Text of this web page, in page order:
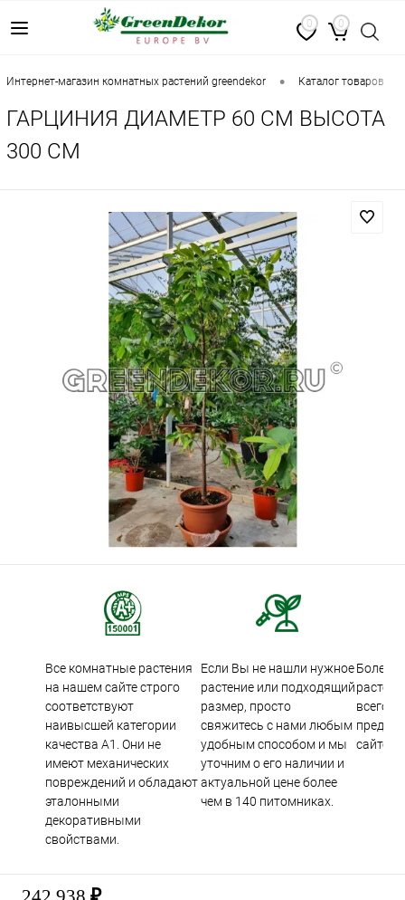
0 0
интернет-магазин комнатных растений greendekor • каталог товаров
ГАРЦИНИЯ ДИАМЕТР 60 СМ ВЫСОТА
300 СМ
Все комнатные растения
на нашем сайте строго
соответствуют
наивысшей категории
качества А1. Они не
имеют механических
повреждений и обладают
эталонными
декоративными
свойствами.
Если Вы не нашли нужное
растение или подходящий
размер, просто
свяжитесь с нами любым
удобным способом и мы
уточним о его наличии и
актуальной цене более
чем в 140 питомниках.
Более
всего
сайте.